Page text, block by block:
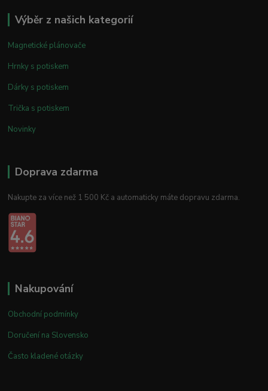
Výběr z našich kategorií
Magnetické plánovače
Hrnky s potiskem
Dárky s potiskem
Trička s potiskem
Novinky
Doprava zdarma
Nakupte za více než 1 500 Kč a automaticky máte dopravu zdarma.
Nakupování
Obchodní podmínky
Doručení na Slovensko
Často kladené otázky